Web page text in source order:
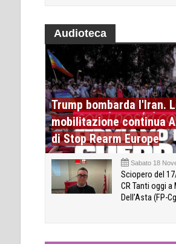
Audioteca
Trump bombarda l'Iran.
mobilitazione continua
di Stop Rearm Europe
Sabato 18
Sciopero del
CR Tanti oggi a
Dell’Asta (FP-